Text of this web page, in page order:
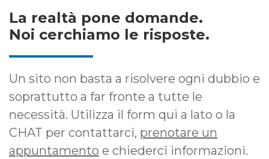
La realtà pone domande.
Noi cerchiamo le risposte.
Un sito non basta a risolvere ogni dubbio e
soprattutto a far fronte a tutte le
necessità. Utilizza il form qui a lato o la
CHAT per contattarci, prenotare un
appuntamento e chiederci informazioni.